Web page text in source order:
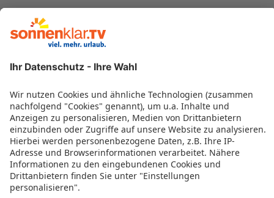
Kingsclere (Newbury)
Fleet (Hampshire)
Windsor
London - Richmond upon Thames
Rochester (Chatham)
Clavering (Saffron Walden)
Bewertung für sonnenklar.TV – EUVIA Travel
GmbH